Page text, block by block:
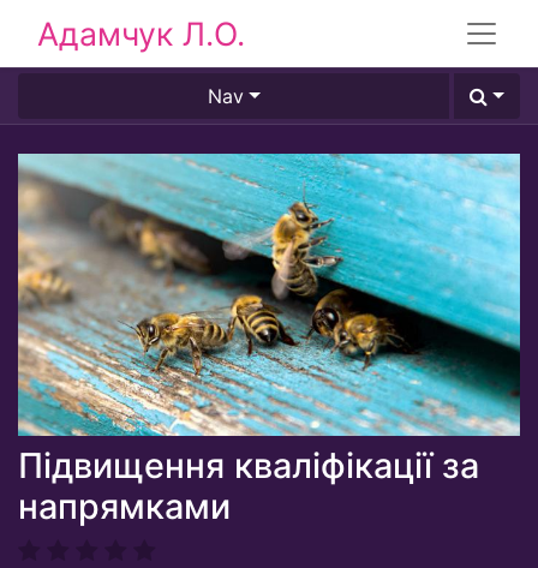
Адамчук Л.О.
Nav
Підвищення кваліфікації за
напрямками